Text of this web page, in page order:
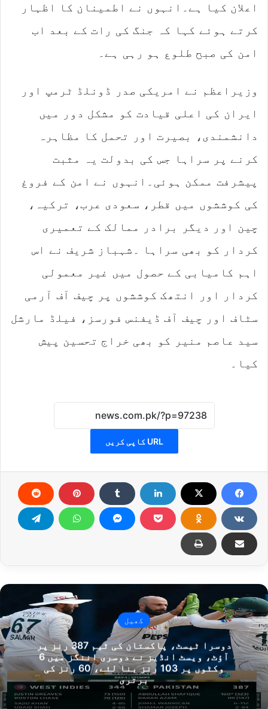
اعلان کیا ہے۔انہوں نے اطمینان کا اظہار
کرتے ہوئے کہا کہ جنگ کی رات کے بعد اب
امن کی صبح طلوع ہو رہی ہے۔
وزیراعظم نے امریکی صدر ڈونلڈ ٹرمپ اور
ایران کی اعلی قیادت کو مشکل دور میں
دانشمندی، بصیرت اور تحمل کا مظاہرہ
کرنے پر سراہا جس کی بدولت یہ مثبت
پیشرفت ممکن ہوئی۔انہوں نے امن کے فروغ
کی کوششوں میں قطر، سعودی عرب، ترکیہ،
چین اور دیگر برادر ممالک کے تعمیری
کردار کو بھی سراہا ۔شہباز شریف نے اس
اہم کامیابی کے حصول میں غیر معمولی
کردار اور انتھک کوششوں پر چیف آف آرمی
سٹاف اور چیف آف ڈیفنس فورسز، فیلڈ مارشل
سید عاصم منیر کو بھی خراج تحسین پیش
کیا۔
URL کاپی کریں
کھیل
دوسرا ٹیسٹ، پاکستان کی ٹیم 387 رنز پر
آؤٹ، ویسٹ انڈیز نے دوسری اننگز میں 6
وکٹوں پر 103 رنز بنا لئے، 60 رنز کی
برتری